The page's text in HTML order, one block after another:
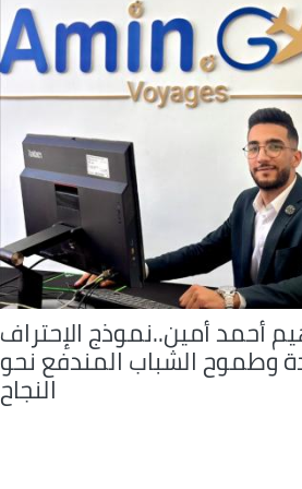
أحمد أمين..نموذج الإحتراف
وطموح الشباب المندفع نحو
النجاح